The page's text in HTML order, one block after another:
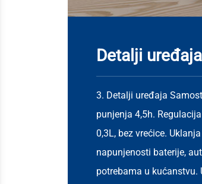
Detalji uređaja
3. Detalji uređaja
punjenja 4,5h.
0,3L, bez vrećice.
napunjenosti baterije,
potrebama u kućanstvu.